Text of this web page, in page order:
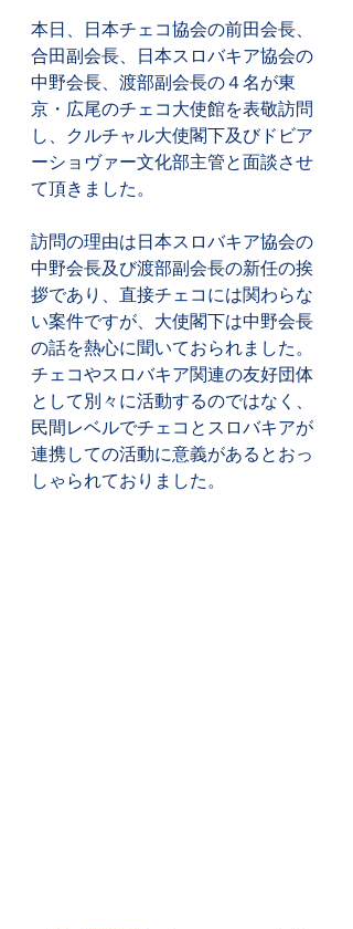
本日、日本チェコ協会の前田会長、
合田副会長、日本スロバキア協会の
中野会長、渡部副会長の４名が東
京・広尾のチェコ大使館を表敬訪問
し、クルチャル大使閣下及びドビア
ーショヴァー文化部主管と面談させ
て頂きました。
訪問の理由は日本スロバキア協会の
中野会長及び渡部副会長の新任の挨
拶であり、直接チェコには関わらな
い案件ですが、大使閣下は中野会長
の話を熱心に聞いておられました。
チェコやスロバキア関連の友好団体
として別々に活動するのではなく、
民間レベルでチェコとスロバキアが
連携しての活動に意義があるとおっ
しゃられておりました。